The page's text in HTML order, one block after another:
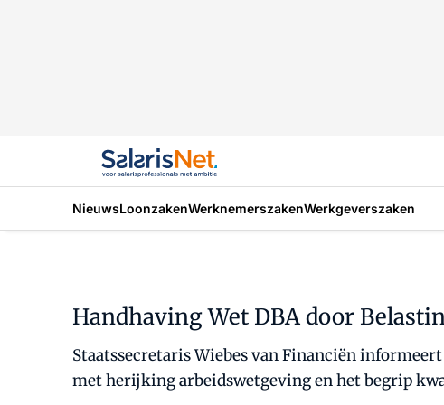
NieuwsLoonzakenWerknemerszakenWerkgeverszaken
Handhaving Wet DBA door
Staatssecretaris Wiebes van Financiën
met herijking arbeidswetgeving en het begrip